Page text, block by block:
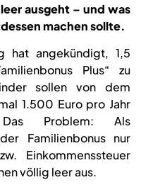
ausgeht – und was
machen sollte.
hat angekündigt, 1,5
Plus“ zu
sollen von dem
1.500 Euro pro Jahr
Problem: Als
Familienbonus nur
Einkommenssteuer
völlig leer aus.